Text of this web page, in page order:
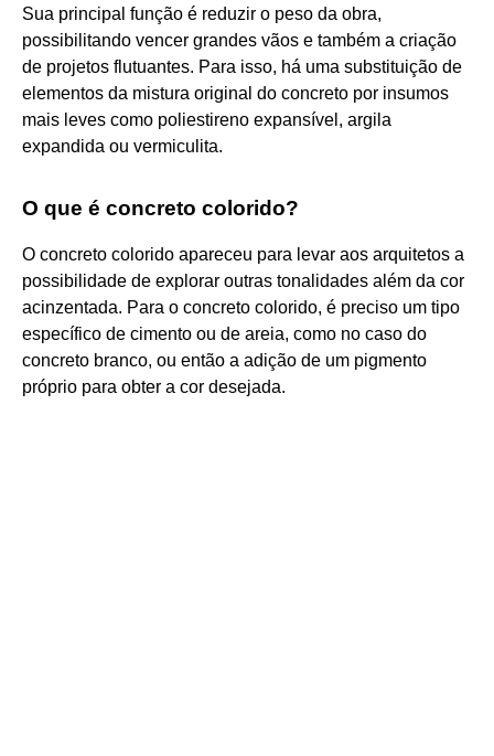
Sua principal função é reduzir o peso da obra,
possibilitando vencer grandes vãos e também a criação
de projetos flutuantes. Para isso, há uma substituição de
elementos da mistura original do concreto por insumos
mais leves como poliestireno expansível, argila
expandida ou vermiculita.
O que é concreto colorido?
O concreto colorido apareceu para levar aos arquitetos a
possibilidade de explorar outras tonalidades além da cor
acinzentada. Para o concreto colorido, é preciso um tipo
específico de cimento ou de areia, como no caso do
concreto branco, ou então a adição de um pigmento
próprio para obter a cor desejada.